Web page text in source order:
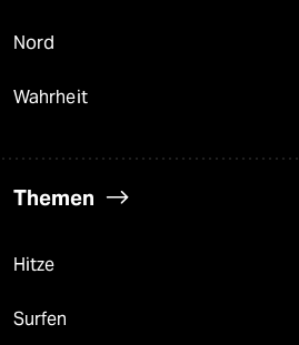
Nord
Wahrheit
Themen
Hitze
Surfen